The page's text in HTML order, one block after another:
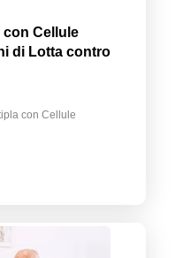
con Cellule
di Lotta contro
con Cellule